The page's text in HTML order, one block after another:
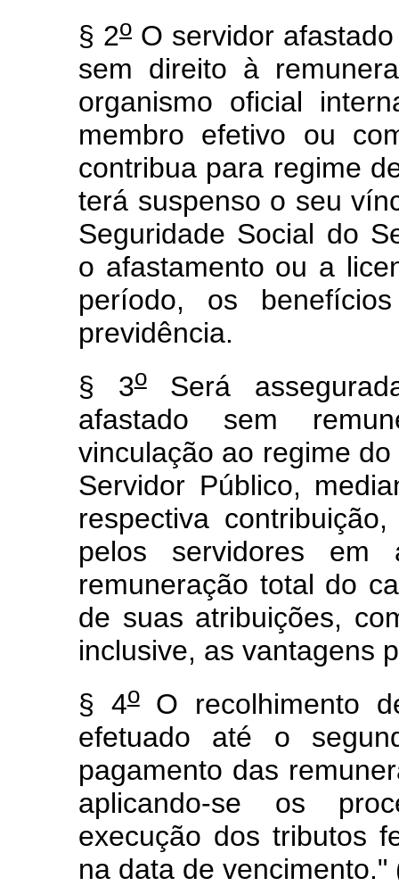
§ 2o O servidor
sem direito à
organismo oficial
membro efetivo ou
contribua para regime
terá suspenso o seu
Seguridade Social do
o afastamento ou a
período, os
previdência.
§ 3oSerá
afastado sem
vinculação ao regime
Servidor Público,
respectiva
pelos servidores em
remuneração total do
de suas atribuições,
inclusive, as vantagens
§ 4oO recolhimento
efetuado até o
pagamento das
aplicando-se os
execução dos tributos
na data de vencimento."